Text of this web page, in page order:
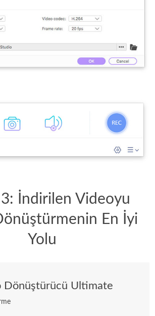
İndirilen Videoyu
En İyi
Yolu
Dönüştürücü Ultimate